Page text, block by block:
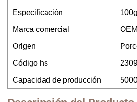
Especificación
Marca comercial
Origen
Código hs
Capacidad de producción